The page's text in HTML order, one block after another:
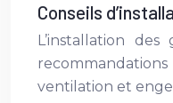
Conseils
L’installation
ventilation et